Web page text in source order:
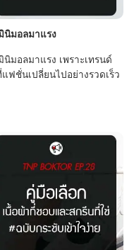
นิมอลมาแรง
นิมอลมาแรง เพราะเทรนด์
ฟชั่นเปลี่ยนไปอย่างรวดเร็ว